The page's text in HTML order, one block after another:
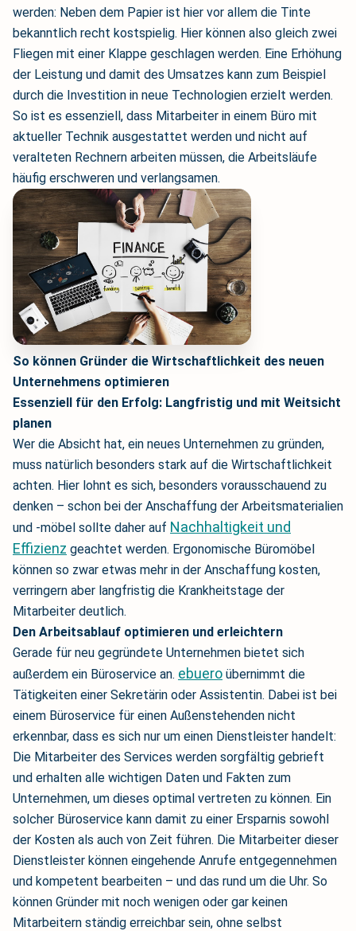
werden: Neben dem Papier ist hier vor allem die Tinte
bekanntlich recht kostspielig. Hier können also gleich zwei
Fliegen mit einer Klappe geschlagen werden. Eine Erhöhung
der Leistung und damit des Umsatzes kann zum Beispiel
durch die Investition in neue Technologien erzielt werden.
So ist es essenziell, dass Mitarbeiter in einem Büro mit
aktueller Technik ausgestattet werden und nicht auf
veralteten Rechnern arbeiten müssen, die Arbeitsläufe
häufig erschweren und verlangsamen.
So können Gründer die Wirtschaftlichkeit des neuen
Unternehmens optimieren
Essenziell für den Erfolg: Langfristig und mit Weitsicht
planen
Wer die Absicht hat, ein neues Unternehmen zu gründen,
muss natürlich besonders stark auf die Wirtschaftlichkeit
achten. Hier lohnt es sich, besonders vorausschauend zu
denken – schon bei der Anschaffung der Arbeitsmaterialien
und -möbel sollte daher auf Nachhaltigkeit und
Effizienz geachtet werden. Ergonomische Büromöbel
können so zwar etwas mehr in der Anschaffung kosten,
verringern aber langfristig die Krankheitstage der
Mitarbeiter deutlich.
Den Arbeitsablauf optimieren und erleichtern
Gerade für neu gegründete Unternehmen bietet sich
außerdem ein Büroservice an. ebuero übernimmt die
Tätigkeiten einer Sekretärin oder Assistentin. Dabei ist bei
einem Büroservice für einen Außenstehenden nicht
erkennbar, dass es sich nur um einen Dienstleister handelt:
Die Mitarbeiter des Services werden sorgfältig gebrieft
und erhalten alle wichtigen Daten und Fakten zum
Unternehmen, um dieses optimal vertreten zu können. Ein
solcher Büroservice kann damit zu einer Ersparnis sowohl
der Kosten als auch von Zeit führen. Die Mitarbeiter dieser
Dienstleister können eingehende Anrufe entgegennehmen
und kompetent bearbeiten – und das rund um die Uhr. So
können Gründer mit noch wenigen oder gar keinen
Mitarbeitern ständig erreichbar sein, ohne selbst